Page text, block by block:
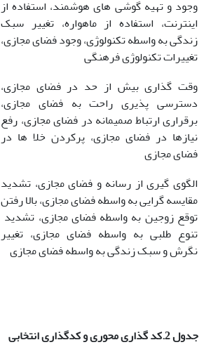
وجود و تهیه گوشی های هوشمند، استفاده از
اینترنت، استفاده از ماهواره، تغییر سبک
زندگی به واسطه تکنولوژی، وجود فضای مجازی،
تغییرات تکنولوژی فرهنگی
وقت گذاری بیش از حد در فضای مجازی،
دسترسی پذیری راحت به فضای مجازی،
برقراری ارتباط صمیمانه در فضای مجازی، رفع
نیازها در فضای مجازی، پرکردن خلا ها در
فضای مجازی
الگوی گیری از رسانه و فضای مجازی، تشدید
مقایسه گرایی به واسطه فضای مجازی، بالا رفتن
توقع زوجین به واسطه فضای مجازی، تشدید
تنوع طلبی به واسطه فضای مجازی، تغییر
نگرش و سبک زندگی به واسطه فضای مجازی
جدول 2 .کد گذاری محوری و کدگذاری انتخابی